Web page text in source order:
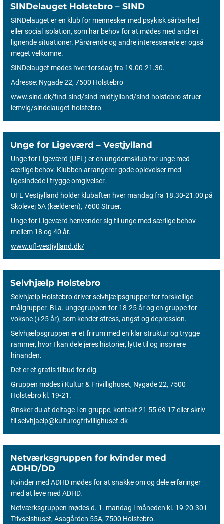
SINDelauget Holstebro – SIND
SINDelauget er en klub for mennesker med psykisk sårbarhed
eller social isolation, som har behov for at mødes med andre i
lignende situationer. Pårørende og andre interesserede er også
meget velkomne.
SINDelauget mødes hver torsdag fra 19.00-21.30.
Adresse: Nygade 22, 7500 Holstebro
www.sind.dk/find-sind/sind-midtjylland/sind-holstebro-struer-
lemvig/sindelauget-holstebro
Unge for Ligeværd – Vestjylland
Unge for Ligeværd (UFL) er en ungdomsklub for unge med
særlige behov. Klubben arrangerer gode oplevelser med
ligesindede i trygge omgivelser.
UFL Vestjylland holder klubaften hver mandag fra 18.30-21.00 på
Skolevej 5A (kælderen), 7600 Struer.
Unge for Ligeværd henvender sig til unge med særlige behov
mellem 18 og 40 år.
www.ufl-vestjylland.dk/
Selvhjælp Holstebro
Selvhjælp Holstebro driver selvhjælpsgrupper for forskellige
målgrupper. Bl.a. ungegruppen for 18-25 år og en gruppe for
voksne (+25 år), som kender stress, angst og depression.
Selvhjælpsgruppen er et frirum med en klar struktur og trygge
rammer, hvor I kan dele jeres historier, lytte til og inspirere
hinanden.
Det er et gratis tilbud for dig.
Gruppen mødes i Kultur & Frivillighuset, Nygade 22, 7500
Holstebro kl. 19-21.
Ønsker du at deltage i en gruppe, kontakt 21 55 69 17 eller skriv
til selvhjaelp@kulturogfrivillighuset.dk
Netværksgruppen for kvinder med
ADHD/DD
Kvinder med ADHD mødes for at snakke om og dele erfaringer
med at leve med ADHD.
Netværksgruppen mødes d. 1. mandag i måneden kl. 19-20.30 i
Trivselshuset, Asagården 55A, 7500 Holstebro.